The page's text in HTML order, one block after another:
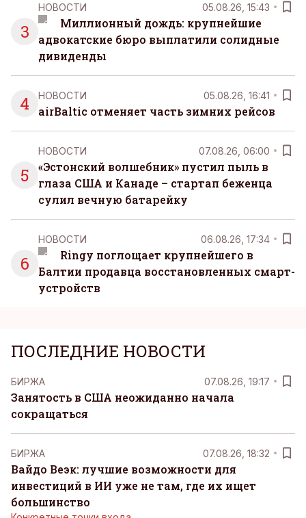
3
НОВОСТИ 05.08.26, 15:43
Миллионный дождь: крупнейшие
адвокатские бюро выплатили солидные
дивиденды
4 НОВОСТИ 05.08.26, 16:41
airBaltic отменяет часть зимних рейсов
5
НОВОСТИ 07.08.26, 06:00
«Эстонский волшебник» пустил пыль в
глаза США и Канаде – стартап беженца
сулил вечную батарейку
6
НОВОСТИ 06.08.26, 17:34
Ringy поглощает крупнейшего в
Балтии продавца восстановленных смарт-
устройств
ПОСЛЕДНИЕ НОВОСТИ
БИРЖА 07.08.26, 19:17
Занятость в США неожиданно начала
сокращаться
БИРЖА 07.08.26, 18:32
Вайдо Веэк: лучшие возможности для
инвестиций в ИИ уже не там, где их ищет
большинство